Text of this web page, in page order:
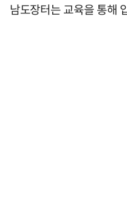
남도장터는 교육을 통해